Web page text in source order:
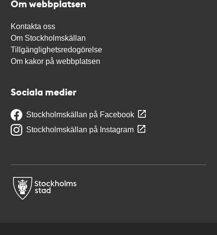
Om webbplatsen
Kontakta oss
Om Stockholmskällan
Tillgänglighetsredogörelse
Om kakor på webbplatsen
Sociala medier
Stockholmskällan på Facebook
Stockholmskällan på Instagram